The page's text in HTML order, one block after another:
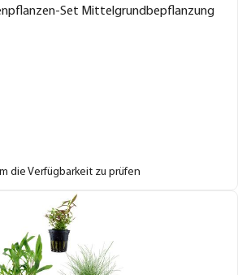
Set Mittelgrundbepflanzung
die Verfügbarkeit zu prüfen